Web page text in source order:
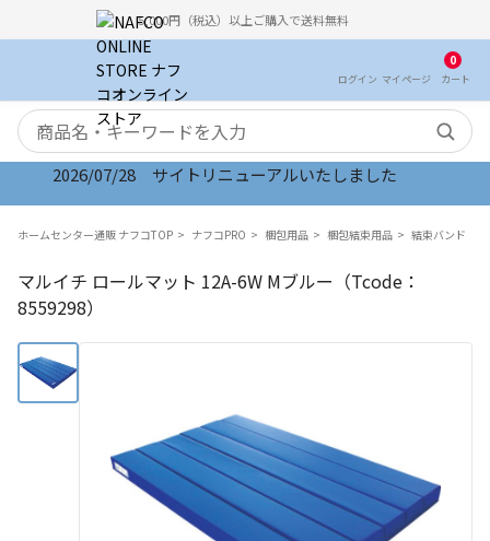
5,000円（税込）以上ご購入で送料無料
ログイン マイ ページ
0
カート
検索キーワード
2026/07/28 サイトリニューアルいたしました
ホームセンター通販 ナフコTOP ナフコPRO 梱包用品 梱包結束用品 結束バンド
マルイチ ロールマット 12A-6W Mブルー（Tcode：
8559298）